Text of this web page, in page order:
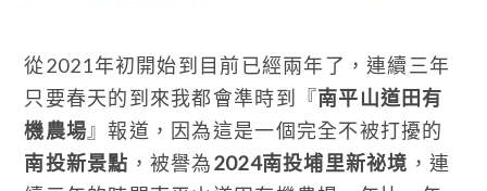
從2021年初開始到目前已經兩年了，連續三年
只要春天的到來我都會準時到『南平山道田有
機農場 』報道，因為這是一個完全不被打擾的
南投新景點 ，被譽為2024南投埔里新祕境 ，連